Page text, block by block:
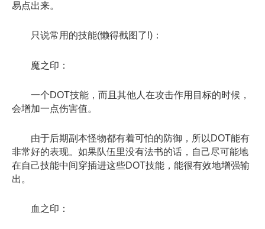
易点出来。
只说常用的技能(懒得截图了!)：
魔之印：
一个DOT技能，而且其他人在攻击作用目标的时候，
会增加一点伤害值。
由于后期副本怪物都有着可怕的防御，所以DOT能有
非常好的表现。如果队伍里没有法书的话，自己尽可能地
在自己技能中间穿插进这些DOT技能，能很有效地增强输
出。
血之印：